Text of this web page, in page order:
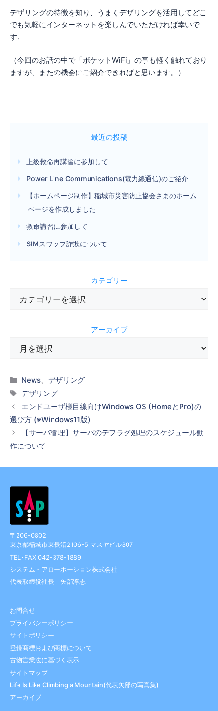
デザリングの特徴を知り、うまくデザリングを活用してどこ
でも気軽にインターネットを楽しんでいただければ幸いで
す。
（今回のお話の中で「ポケットWiFi」の事も軽く触れており
ますが、またの機会にご紹介できればと思います。）
最近の投稿
上級救命再講習に参加して
Power Line Communications(電力線通信)のご紹介
【ホームページ制作】稲城市災害防止協会さまのホーム
ページを作成しました
救命講習に参加して
SIMスワップ詐欺について
カテゴリー
アーカイブ
イ
ブ
カ
テ
ゴ
リ
ー
News
デザリング
タ
デザリング
エンドユーザ様目線向けWindows OS (HomeとPro)の
選び方 (※Windows11版)
【サーバ管理】サーバのデフラグ処理のスケジュール動
作について
〒206-0802
東京都稲城市東長沼2106-5 マスヤビル307
TEL･FAX 042-378-1889
システム・アローポーション株式会社
代表取締役社長 矢部淳志
お問合せ
プライバシーポリシー
サイトポリシー
登録商標および商標について
古物営業法に基づく表示
サイトマップ
Life Is Like Climbing a Mountain(代表矢部の写真集)
アーカイブ